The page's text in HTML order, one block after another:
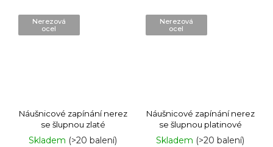
Nerezová
ocel
Náušnicové zapínání nerez
se šlupnou zlaté
Skladem (>20 balení)
Nerezová
ocel
Náušnicové zapínání nerez
se šlupnou platinové
Skladem (>20 balení)